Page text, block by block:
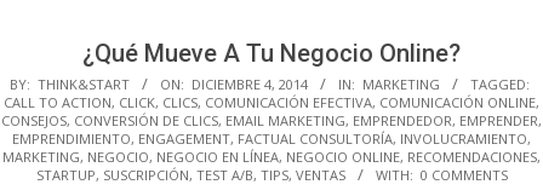
¿Qué Mueve A Tu Negocio Online?
BY: THINK&START ON: DICIEMBRE 4, 2014 IN: MARKETING
TAGGED:
CALL TO ACTION, CLICK, CLICS, COMUNICACIÓN EFECTIVA, COMUNICACIÓN ONLINE,
CONSEJOS, CONVERSIÓN DE CLICS, EMAIL MARKETING, EMPRENDEDOR, EMPRENDER,
EMPRENDIMIENTO, ENGAGEMENT, FACTUAL CONSULTORÍA, INVOLUCRAMIENTO,
MARKETING, NEGOCIO, NEGOCIO EN LÍNEA, NEGOCIO ONLINE, RECOMENDACIONES,
STARTUP, SUSCRIPCIÓN, TEST A/B, TIPS, VENTAS WITH: 0 COMMENTS